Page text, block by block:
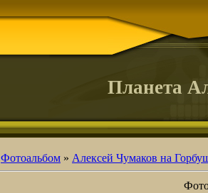
Планета
Фотоальбом » Алексей Чумаков на